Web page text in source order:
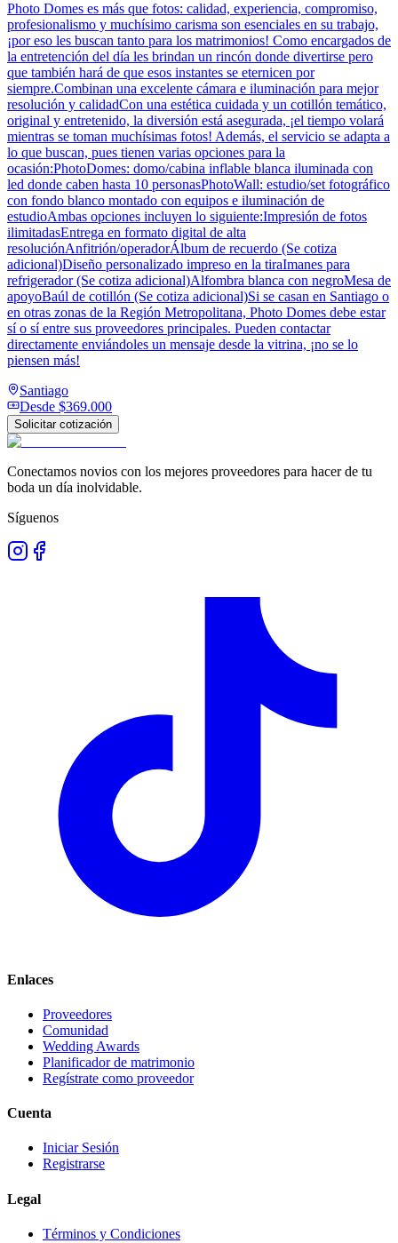
Photo Domes es más que fotos: calidad, experiencia, compromiso,
profesionalismo y muchísimo carisma son esenciales en su trabajo,
¡por eso les buscan tanto para los matrimonios! Como encargados de
la entretención del día les brindan un rincón donde divertirse pero
que también hará de que esos instantes se eternicen por
siempre.Combinan una excelente cámara e iluminación para mejor
resolución y calidadCon una estética cuidada y un cotillón temático,
original y entretenido, la diversión está asegurada, ¡el tiempo volará
mientras se toman muchísimas fotos! Además, el servicio se adapta a
lo que buscan, pues tienen varias opciones para la
ocasión:PhotoDomes: domo/cabina inflable blanca iluminada con
led donde caben hasta 10 personasPhotoWall: estudio/set fotográfico
con fondo blanco montado con equipos e iluminación de
estudioAmbas opciones incluyen lo siguiente:Impresión de fotos
ilimitadasEntrega en formato digital de alta
resoluciónAnfitrión/operadorÁlbum de recuerdo (Se cotiza
adicional)Diseño personalizado impreso en la tiraImanes para
refrigerador (Se cotiza adicional)Alfombra blanca con negroMesa de
apoyoBaúl de cotillón (Se cotiza adicional)Si se casan en Santiago o
en otras zonas de la Región Metropolitana, Photo Domes debe estar
sí o sí entre sus proveedores principales. Pueden contactar
directamente enviándoles un mensaje desde la vitrina, ¡no se lo
piensen más!
Santiago
Desde $369.000
Solicitar cotización
Conectamos novios con los mejores proveedores para hacer de tu
boda un día inolvidable.
Síguenos
Enlaces
Proveedores
Comunidad
Wedding Awards
Planificador de matrimonio
Regístrate como proveedor
Cuenta
Iniciar Sesión
Registrarse
Legal
Términos y Condiciones